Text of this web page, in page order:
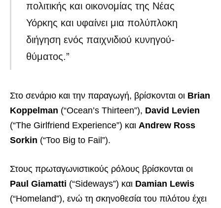
πολιτικής και οικονομίας της Νέας
Υόρκης και υφαίνει μια πολύπλοκη
διήγηση ενός παιχνιδιού κυνηγού-
θύματος.”
Στο σενάριο και την παραγωγή, βρίσκονται οι Brian
Koppelman (“Ocean’s Thirteen”), David Levien
(“The Girlfriend Experience”) και Andrew Ross
Sorkin (“Too Big to Fail”).
Στους πρωταγωνιστικούς ρόλους βρίσκονται οι
Paul Giamatti (“Sideways”) και Damian Lewis
(“Homeland”), ενώ τη σκηνοθεσία του πιλότου έχει